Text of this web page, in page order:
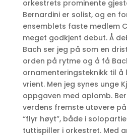
orkestrets prominente
Bernardini er solist, og en
ensemblets faste medlem
meget godkjent debut. Å
Bach ser jeg på som en
orden på rytme og å få
ornamenteringsteknikk til å
vrient. Men jeg synes unge
oppgaven med aplomb.
verdens fremste utøvere
“flyr høyt”, både i
tuttispiller i orkestret. Med